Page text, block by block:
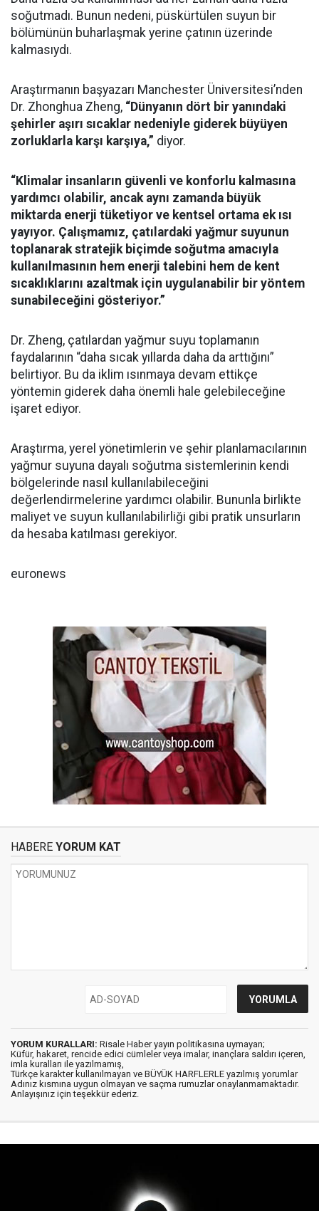
soğutmadı. Bunun nedeni, püskürtülen suyun bir
bölümünün buharlaşmak yerine çatının üzerinde
kalmasıydı.
Araştırmanın başyazarı Manchester Üniversitesi’nden
Dr. Zhonghua Zheng, “Dünyanın dört bir yanındaki
şehirler aşırı sıcaklar nedeniyle giderek büyüyen
zorluklarla karşı karşıya,” diyor.
“Klimalar insanların güvenli ve konforlu kalmasına
yardımcı olabilir, ancak aynı zamanda büyük
miktarda enerji tüketiyor ve kentsel ortama ek ısı
yayıyor. Çalışmamız, çatılardaki yağmur suyunun
toplanarak stratejik biçimde soğutma amacıyla
kullanılmasının hem enerji talebini hem de kent
sıcaklıklarını azaltmak için uygulanabilir bir yöntem
sunabileceğini gösteriyor.”
Dr. Zheng, çatılardan yağmur suyu toplamanın
faydalarının “daha sıcak yıllarda daha da arttığını”
belirtiyor. Bu da iklim ısınmaya devam ettikçe
yöntemin giderek daha önemli hale gelebileceğine
işaret ediyor.
Araştırma, yerel yönetimlerin ve şehir planlamacılarının
yağmur suyuna dayalı soğutma sistemlerinin kendi
bölgelerinde nasıl kullanılabileceğini
değerlendirmelerine yardımcı olabilir. Bununla birlikte
maliyet ve suyun kullanılabilirliği gibi pratik unsurların
da hesaba katılması gerekiyor.
euronews
HABERE YORUM KAT
YORUM KURALLARI: Risale Haber yayın politikasına uymayan;
Küfür, hakaret, rencide edici cümleler veya imalar, inançlara saldırı içeren,
imla kuralları ile yazılmamış,
Türkçe karakter kullanılmayan ve BÜYÜK HARFLERLE yazılmış yorumlar
Adınız kısmına uygun olmayan ve saçma rumuzlar onaylanmamaktadır.
Anlayışınız için teşekkür ederiz.